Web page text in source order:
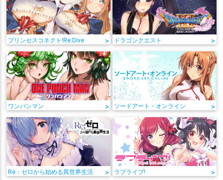
プリンセスコネクト!Re:Dive > ドラゴンクエスト >
ワンパンマン > ソードアート・オンライン >
Re：ゼロから始める異世界生活 > ラブライブ! >